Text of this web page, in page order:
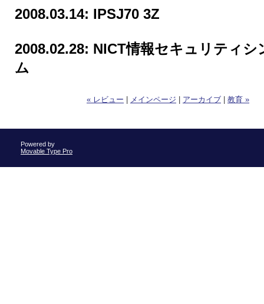
2008.03.14: IPSJ70 3Z
2008.02.28: NICT情報セキュリティシ
ム
« レビュー メインページ アーカイブ 教育 »
Powered by
Movable Type Pro